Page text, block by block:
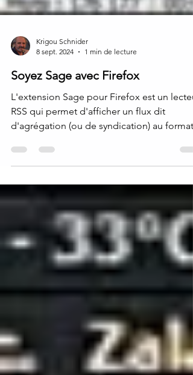
Krigou Schnider
8 sept. 2024
1 min de lecture
Soyez Sage avec Firefox
L'extension Sage pour Firefox est un
RSS qui permet d'afficher un flux dit